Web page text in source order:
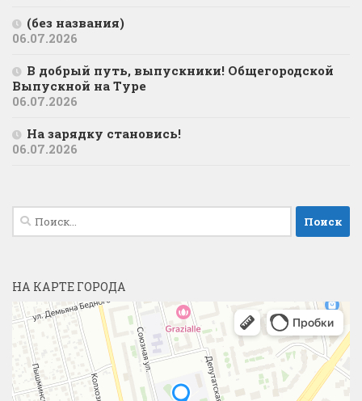
(без названия)
06.07.2026
В добрый путь, выпускники! Общегородской
Выпускной на Туре
06.07.2026
На зарядку становись!
06.07.2026
Найти:
НА КАРТЕ ГОРОДА